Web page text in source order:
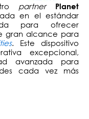
partner
Planet
en el estándar
para ofrecer
gran alcance para
. Este dispositivo
excepcional,
avanzada para
cada vez más